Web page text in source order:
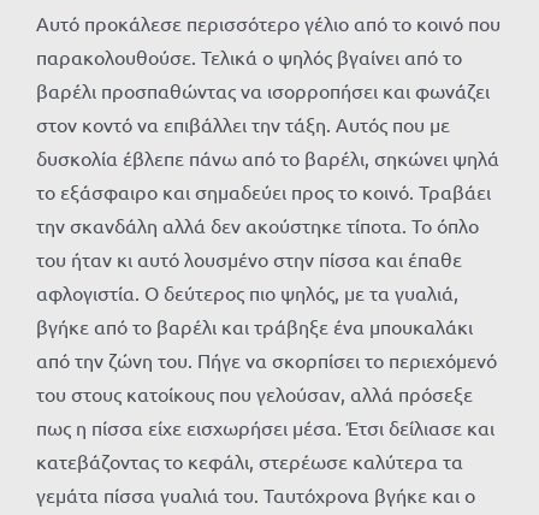
Αυτό προκάλεσε περισσότερο γέλιο από το κοινό που
παρακολουθούσε. Τελικά ο ψηλός βγαίνει από το
βαρέλι προσπαθώντας να ισορροπήσει και φωνάζει
στον κοντό να επιβάλλει την τάξη. Αυτός που με
δυσκολία έβλεπε πάνω από το βαρέλι, σηκώνει ψηλά
το εξάσφαιρο και σημαδεύει προς το κοινό. Τραβάει
την σκανδάλη αλλά δεν ακούστηκε τίποτα. Το όπλο
του ήταν κι αυτό λουσμένο στην πίσσα και έπαθε
αφλογιστία. Ο δεύτερος πιο ψηλός, με τα γυαλιά,
βγήκε από το βαρέλι και τράβηξε ένα μπουκαλάκι
από την ζώνη του. Πήγε να σκορπίσει το περιεχόμενό
του στους κατοίκους που γελούσαν, αλλά πρόσεξε
πως η πίσσα είχε εισχωρήσει μέσα. Έτσι δείλιασε και
κατεβάζοντας το κεφάλι, στερέωσε καλύτερα τα
γεμάτα πίσσα γυαλιά του. Ταυτόχρονα βγήκε και ο